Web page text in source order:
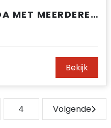
WORKWEARBERMUDA MET MEERDERE ZAKKEN
Bekijk
4 Volgende